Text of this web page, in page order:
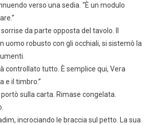
verso una sedia. “È un modulo
da parte opposta del tavolo. Il
uomo robusto con gli occhiali, si sistemò la
controllato tutto. È semplice qui, Vera
e il timbro.”
sulla carta. Rimase congelata.
incrociando le braccia sul petto. La sua